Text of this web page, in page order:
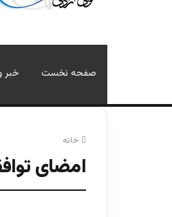
صفحه نخست خبر
خانه
امضای